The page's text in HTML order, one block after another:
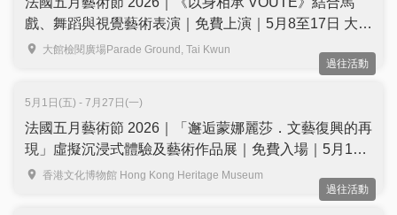
戲、舞蹈與視覺藝術表演｜免費上演｜5月8至17日 大館
檢閱廣場
大館檢閱廣場Parade Ground, Tai Kwun
過往活動
5月1日(五) - 7月27日(一)
法國五月藝術節 2026｜「邂逅蒙娜麗莎．文藝復興的再
現」虛擬沉浸式體驗及藝術作品展｜免費入場｜5月1日
至7月27日 香港文化博物館
香港文化博物館 Hong Kong Heritage Museum
過往活動